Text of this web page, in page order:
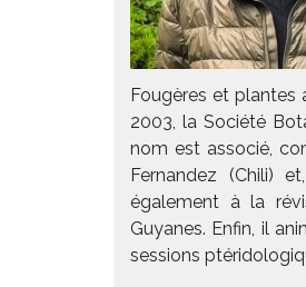
Fougères et plantes
2003, la Société
nom est associé,
Fernandez (Chili)
également à la
Guyanes. Enfin, il
sessions